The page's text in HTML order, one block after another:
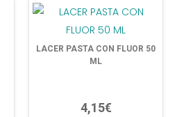
LACER PASTA CON FLUOR 50
ML
4,15€